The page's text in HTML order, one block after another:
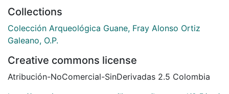
Collections
Colección Arqueológica Guane, Fray Alonso Ortiz
Galeano, O.P.
Creative commons license
Atribución-NoComercial-SinDerivadas 2.5 Colombia